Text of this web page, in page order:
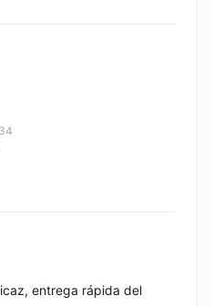
entrega rápida del